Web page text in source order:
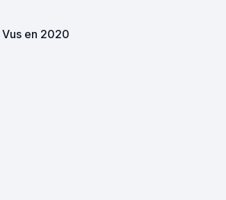
Vus en 2020